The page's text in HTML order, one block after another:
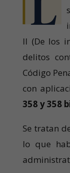
II (De los
delitos
Código
con
358 y 358
Se tratan
lo que